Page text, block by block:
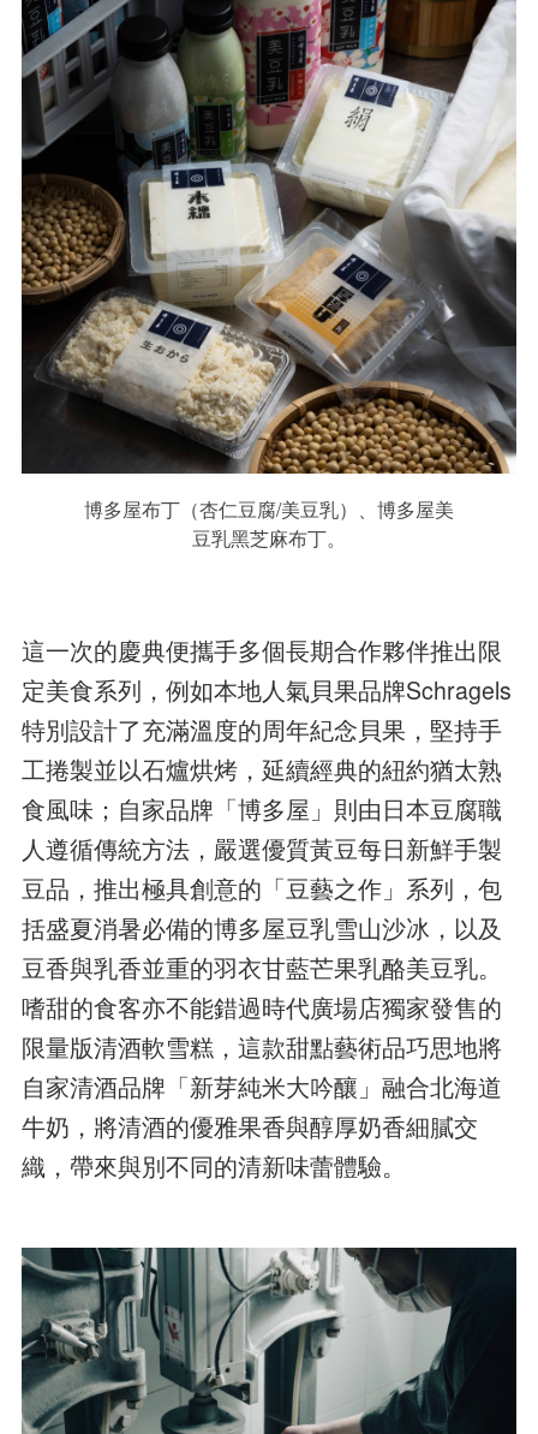
博多屋布丁（杏仁豆腐/美豆乳）、博多屋美
豆乳黑芝麻布丁。
這一次的慶典便攜手多個長期合作夥伴推出限
定美食系列，例如本地人氣貝果品牌Schragels
特別設計了充滿溫度的周年紀念貝果，堅持手
工捲製並以石爐烘烤，延續經典的紐約猶太熟
食風味；自家品牌「博多屋」則由日本豆腐職
人遵循傳統方法，嚴選優質黃豆每日新鮮手製
豆品，推出極具創意的「豆藝之作」系列，包
括盛夏消暑必備的博多屋豆乳雪山沙冰，以及
豆香與乳香並重的羽衣甘藍芒果乳酪美豆乳。
嗜甜的食客亦不能錯過時代廣場店獨家發售的
限量版清酒軟雪糕，這款甜點藝術品巧思地將
自家清酒品牌「新芽純米大吟釀」融合北海道
牛奶，將清酒的優雅果香與醇厚奶香細膩交
織，帶來與別不同的清新味蕾體驗。